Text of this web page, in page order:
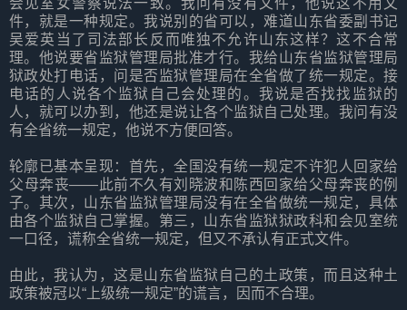
件，就是一种规定。我说别的省可以，难道山东省委副书记
吴爱英当了司法部长反而唯独不允许山东这样？这不合常
理。他说要省监狱管理局批准才行。我给山东省监狱管理局
狱政处打电话，问是否监狱管理局在全省做了统一规定。接
电话的人说各个监狱自己会处理的。我说是否找找监狱的
人，就可以办到，他还是说让各个监狱自己处理。我问有没
有全省统一规定，他说不方便回答。
轮廓已基本呈现：首先，全国没有统一规定不许犯人回家给
父母奔丧——此前不久有刘晓波和陈西回家给父母奔丧的例
子。其次，山东省监狱管理局没有在全省做统一规定，具体
由各个监狱自己掌握。第三，山东省监狱狱政科和会见室统
一口径，谎称全省统一规定，但又不承认有正式文件。
由此，我认为，这是山东省监狱自己的土政策，而且这种土
政策被冠以“上级统一规定”的谎言，因而不合理。